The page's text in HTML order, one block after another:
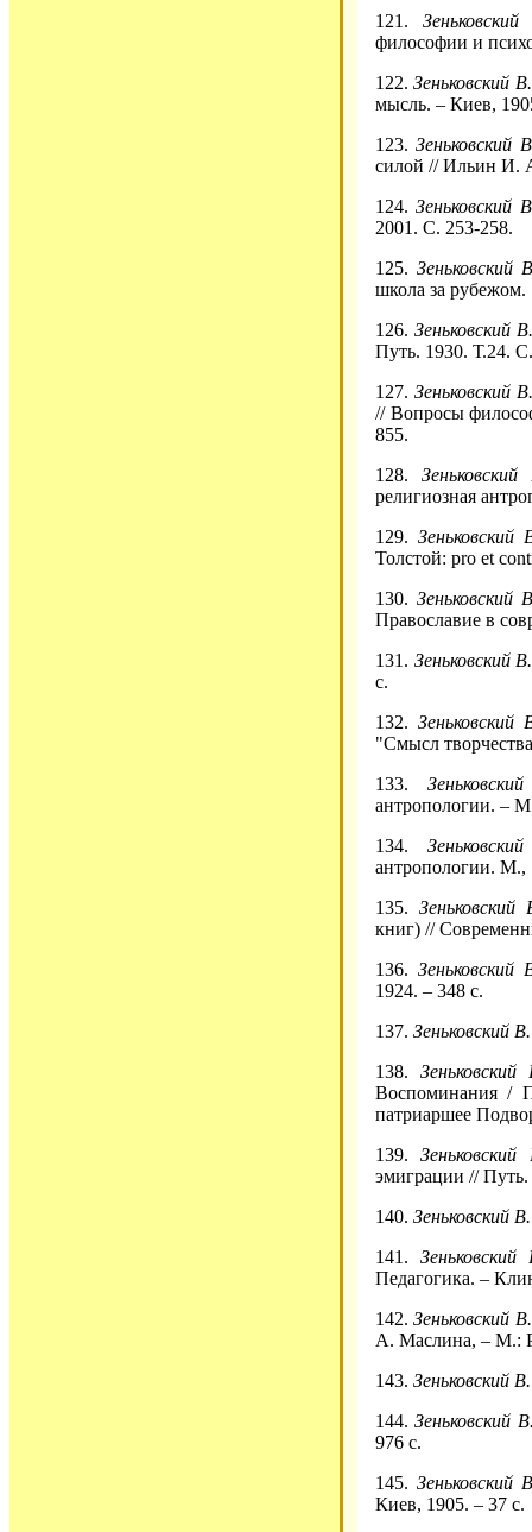
121.
философии и
122.Зеньковский
мысль. – Киев,
123.Зеньковский
силой // Ильин И.
124.Зеньковский
2001. С. 253-258.
125. Зеньковский
школа за
126. Зеньковский
Путь. 1930. Т.24.
127. Зеньковский
// Вопросы
855.
128.
религиозная
129.Зеньковский
Толстой: pro et
130.
Православие в
131. Зеньковский
с.
132.Зеньковский
"Смысл
133.
антропологии. –
134.
антропологии. М.,
135.
книг) //
136.Зеньковский
1924. – 348 с.
137. Зеньковский
138.
Воспоминания /
патриаршее
139.
эмиграции //
140. Зеньковский
141.
Педагогика. –
142.Зеньковский
А. Маслина, – М.:
143. Зеньковский
144.Зеньковский
976 с.
145.Зеньковский
Киев, 1905. – 37 с.